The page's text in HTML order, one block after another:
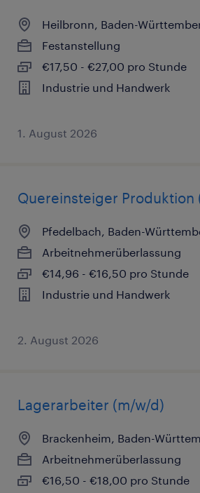
Heilbronn, Baden-
Festanstellung
€17,50 - €27,00 pro Stunde
Industrie und Handwerk
1. August 2026
Quereinsteiger Produktion
Pfedelbach, Baden-
Arbeitnehmerüberlassung
€14,96 - €16,50 pro Stunde
Industrie und Handwerk
2. August 2026
Lagerarbeiter (m/w/d)
Brackenheim, Baden-
Arbeitnehmerüberlassung
€16,50 - €18,00 pro Stunde